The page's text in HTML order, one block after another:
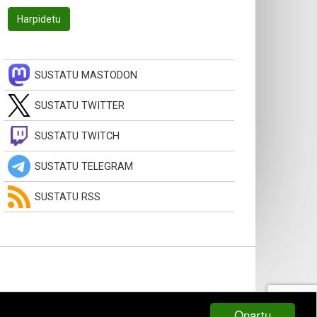
SUSTATU MASTODON
SUSTATU TWITTER
SUSTATU TWITCH
SUSTATU TELEGRAM
SUSTATU RSS